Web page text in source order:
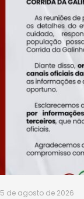
5 de agosto de 2026